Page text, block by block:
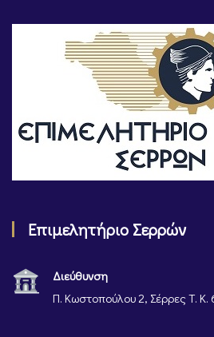
Επιμελητήριο Σερρών
Διεύθυνση
Π. Κωστοπούλου 2, Σέρρες Τ. Κ.